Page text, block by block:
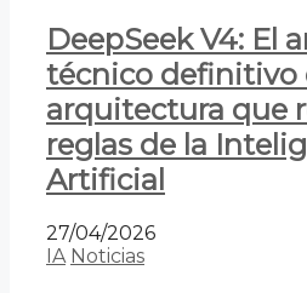
DeepSeek V4: El
técnico definitivo
arquitectura que
reglas de la
Artificial
27/04/2026
IA Noticias